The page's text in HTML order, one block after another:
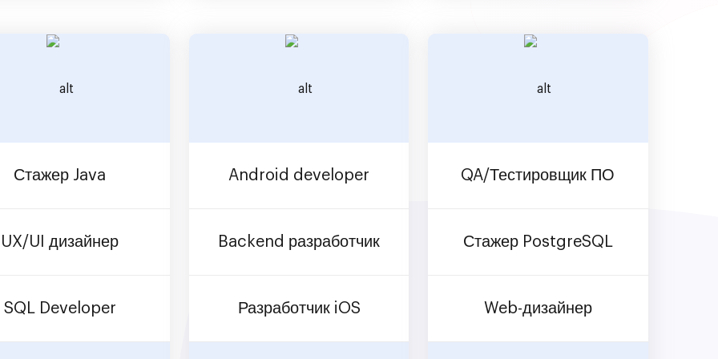
Стажер Java
UX/UI дизайнер
SQL Developer
Android developer
Backend разработчик
Разработчик iOS
QA/Тестировщик ПО
Стажер PostgreSQL
Web-дизайнер